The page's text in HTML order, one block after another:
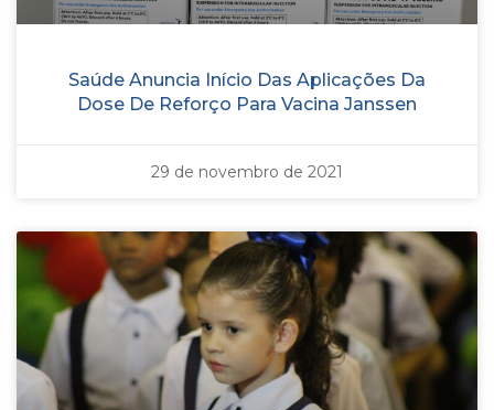
Saúde Anuncia Início Das Aplicações Da
Dose De Reforço Para Vacina Janssen
29 de novembro de 2021